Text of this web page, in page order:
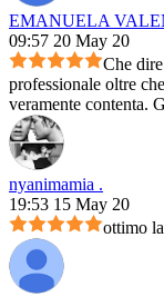
EMANUELA
09:57 20 May 20
Che
professionale oltre
veramente contenta.
nyanimamia .
19:53 15 May 20
ottimo